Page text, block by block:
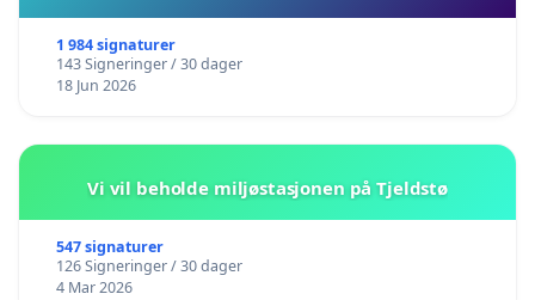
1 984 signaturer
143 Signeringer / 30 dager
18 Jun 2026
Vi vil beholde miljøstasjonen på Tjeldstø
547 signaturer
126 Signeringer / 30 dager
4 Mar 2026